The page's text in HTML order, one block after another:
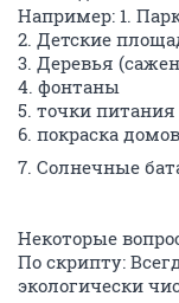
Например: 1.
2. Детские
3. Деревья
4. фонтаны
5. точки
6. покраска домов
7. Солнечные
Некоторые
По скрипту:
экологически